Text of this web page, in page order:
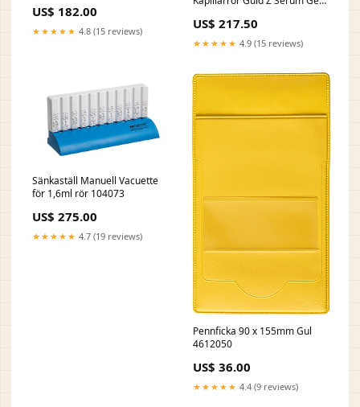
US$ 182.00
★★★★★ 4.8 (15 reviews) US$ 217.50
★★★★★ 4.9 (15 reviews)
Sänkaställ Manuell Vacuette
för 1,6ml rör 104073
US$ 275.00
★★★★★ 4.7 (19 reviews)
Pennficka 90 x 155mm Gul
4612050
US$ 36.00
★★★★★ 4.4 (9 reviews)